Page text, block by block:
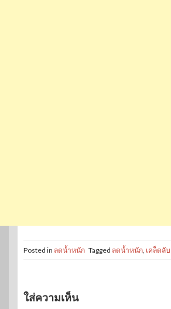
Posted in ลดน้ำหนัก Tagged ลดน้ำหนัก, เคล็ดลับ
ใส่ความเห็น